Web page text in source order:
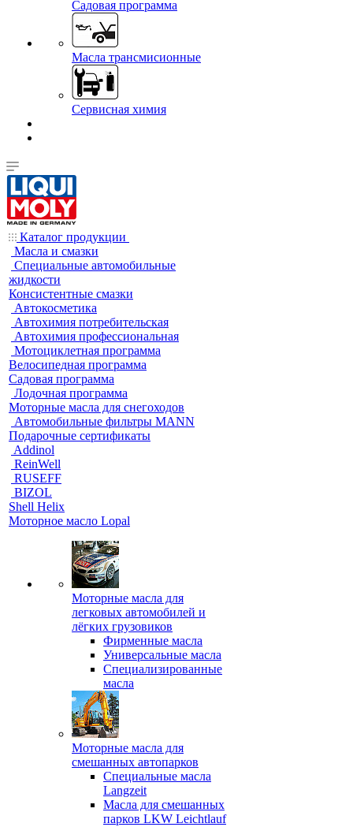
Садовая программа
Масла трансмисионные
Сервисная химия
Каталог продукции
Масла и смазки
Специальные автомобильные
жидкости
Консистентные смазки
Автокосметика
Автохимия потребительская
Автохимия профессиональная
Мотоциклетная программа
Велосипедная программа
Садовая программа
Лодочная программа
Моторные масла для снегоходов
Автомобильные фильтры MANN
Подарочные сертификаты
Addinol
ReinWell
RUSEFF
BIZOL
Shell Helix
Моторное масло Lopal
Моторные масла для
легковых автомобилей и
лёгких грузовиков
Фирменные масла
Универсальные масла
Специализированные
масла
Моторные масла для
смешанных автопарков
Специальные масла
Langzeit
Масла для смешанных
парков LKW Leichtlauf